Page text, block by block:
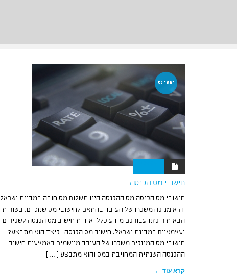
החזרי מס
חישובי מס הכנסה
חישובי מס הכנסה מס ההכנסה הינו תשלום מס חובה במדינת ישראל
והוא מנוכה משכרו של העובד בהתאם לחישובי מס שנתיים. בשורות
הבאות ריכזנו עבורכם מידע כללי אודות חישוב מס הכנסה לשכירים
ועצמאיים במדינת ישראל. חישוב מס הכנסה- כיצד הוא מתבצע?
חישובי מס המנוכים משכרו של העובד מיושמים באמצעות חישוב
ההכנסה השנתית המחויבת במס והוא מתבצע […]
קרא עוד ←